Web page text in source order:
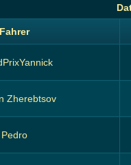
Fahrer
Zherebtsov
Pedro